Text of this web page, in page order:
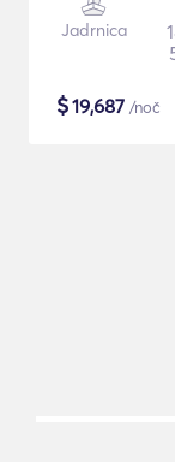
Jadrnica
$19,687 /noč